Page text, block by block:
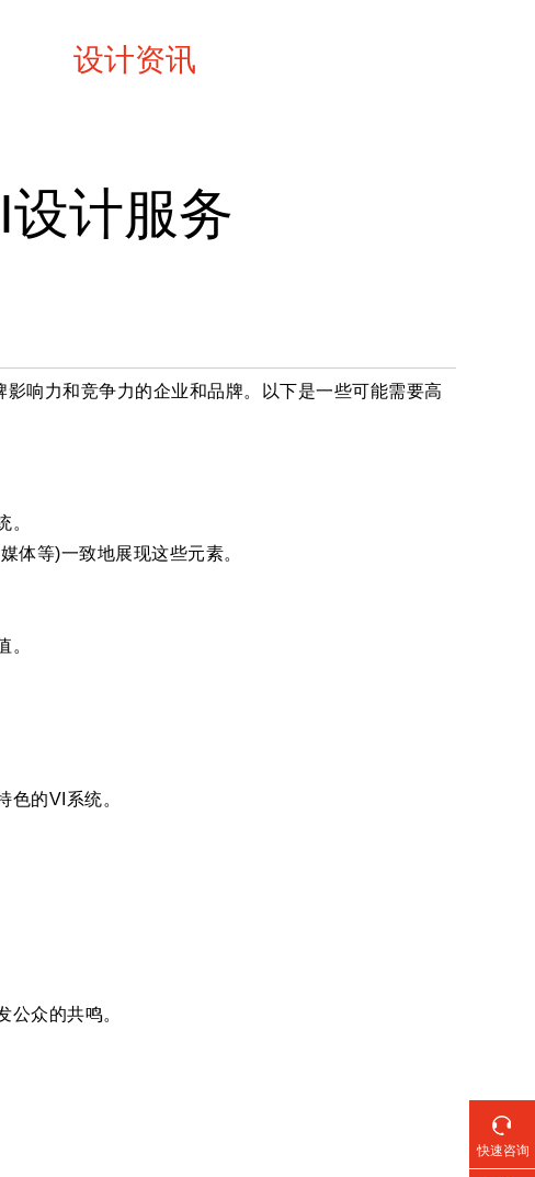
设计资讯
计服务
响力和竞争力的企业和品牌。以下是一些可能需要高
。
体等)一致地展现这些元素。
。
的VI系统。
众的共鸣。
快速咨询